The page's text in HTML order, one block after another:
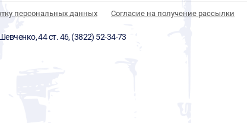
персональных данных Согласие на получение рассылки
44 ст. 46, (3822) 52-34-73